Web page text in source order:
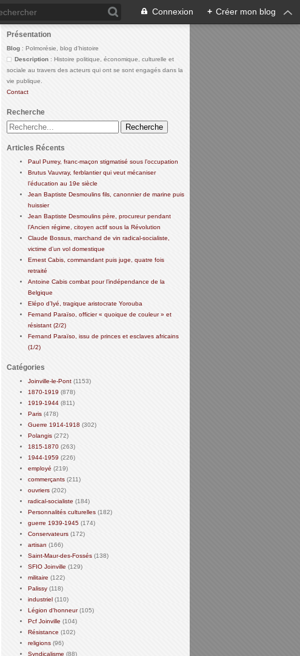
Connexion + Créer mon blog
Présentation
Blog : Polmorésie, blog d’histoire
Description : Histoire politique, économique, culturelle et
sociale au travers des acteurs qui ont se sont engagés dans la
vie publique.
Contact
Recherche
Articles Récents
Paul Purrey, franc-maçon stigmatisé sous l’occupation
Brutus Vauvray, ferblantier qui veut mécaniser
l’éducation au 19e siècle
Jean Baptiste Desmoulins fils, canonnier de marine puis
huissier
Jean Baptiste Desmoulins père, procureur pendant
l’Ancien régime, citoyen actif sous la Révolution
Claude Bossus, marchand de vin radical-socialiste,
victime d’un vol domestique
Ernest Cabis, commandant puis juge, quatre fois
retraité
Antoine Cabis combat pour l’indépendance de la
Belgique
Elépo d’Iyé, tragique aristocrate Yorouba
Fernand Paraïso, officier « quoique de couleur » et
résistant (2/2)
Fernand Paraïso, issu de princes et esclaves africains
(1/2)
Catégories
Joinville-le-Pont (1153)
1870-1919 (878)
1919-1944 (811)
Paris (478)
Guerre 1914-1918 (302)
Polangis (272)
1815-1870 (263)
1944-1959 (226)
employé (219)
commerçants (211)
ouvriers (202)
radical-socialiste (184)
Personnalités culturelles (182)
guerre 1939-1945 (174)
Conservateurs (172)
artisan (166)
Saint-Maur-des-Fossés (138)
SFIO Joinville (129)
militaire (122)
Palissy (118)
industriel (110)
Légion d'honneur(105)
Pcf Joinville (104)
Résistance (102)
religions (96)
Syndicalisme (88)